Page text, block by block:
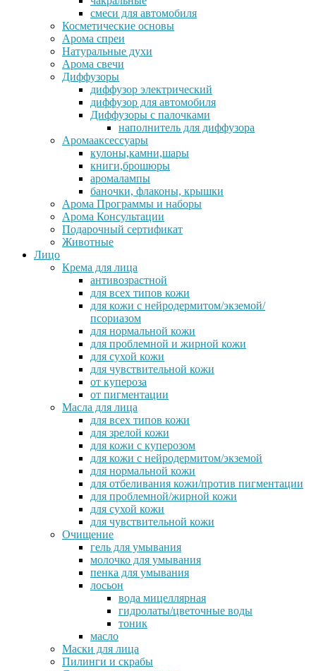
смеси для автомобиля
Косметические основы
Арома спреи
Натуральные духи
Арома свечи
Диффузоры
диффузор электрический
диффузор для автомобиля
Диффузоры с палочками
наполнитель для диффузора
Аромааксессуары
кулоны,камни,шары
книги,брошюры
аромалампы
баночки, флаконы, крышки
Арома Программы и наборы
Арома Консультации
Подарочный сертификат
Животные
Лицо
Крема для лица
антивозрастной
для всех типов кожи
для кожи с нейродермитом/экземой/
псориазом
для нормальной кожи
для проблемной и жирной кожи
для сухой кожи
для чувствительной кожи
от купероза
от пигментации
Масла для лица
для всех типов кожи
для зрелой кожи
для кожи с куперозом
для кожи с нейродермитом/экземой
для нормальной кожи
для отбеливания кожи/против пигментации
для проблемной/жирной кожи
для сухой кожи
для чувствительной кожи
Очищение
гель для умывания
молочко для умывания
пенка для умывания
лосьон
вода мицеллярная
гидролаты/цветочные воды
тоник
масло
Маски для лица
Пилинги и скрабы